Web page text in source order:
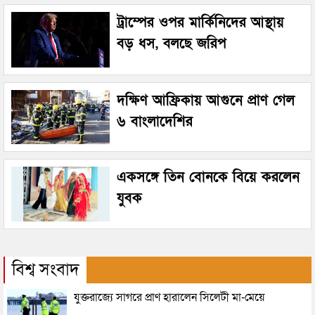
ট্রাম্পের ওপর মার্কিনিদের আস্থায়
বড় ধস, বলছে জরিপ
দক্ষিণ আফ্রিকায় আগুনে প্রাণ গেল
৬ বাংলাদেশির
একসঙ্গে তিন বোনকে বিয়ে করলেন
যুবক
বিশ্ব সংবাদ
যুক্তরাজ্যে সাগরে প্রাণ হারালেন সিলেটী মা-মেয়ে